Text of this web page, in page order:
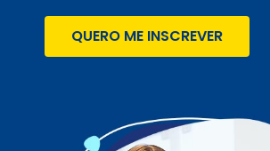
QUERO ME INSCREVER